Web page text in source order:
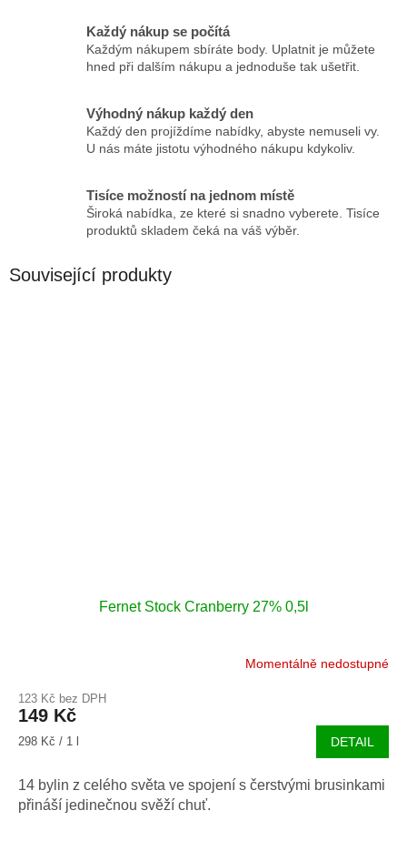
Každý nákup se počítá
Každým nákupem sbíráte body. Uplatnit je můžete
hned při dalším nákupu a jednoduše tak ušetřit.
Výhodný nákup každý den
Každý den projíždíme nabídky, abyste nemuseli vy.
U nás máte jistotu výhodného nákupu kdykoliv.
Tisíce možností na jednom místě
Široká nabídka, ze které si snadno vyberete. Tisíce
produktů skladem čeká na váš výběr.
Související produkty
Fernet Stock Cranberry 27% 0,5l
Momentálně nedostupné
123 Kč bez DPH
149 Kč
Měrná
298 Kč / 1 l DETAIL
14 bylin z celého světa ve spojení s čerstvými brusinkami
přináší jedinečnou svěží chuť.